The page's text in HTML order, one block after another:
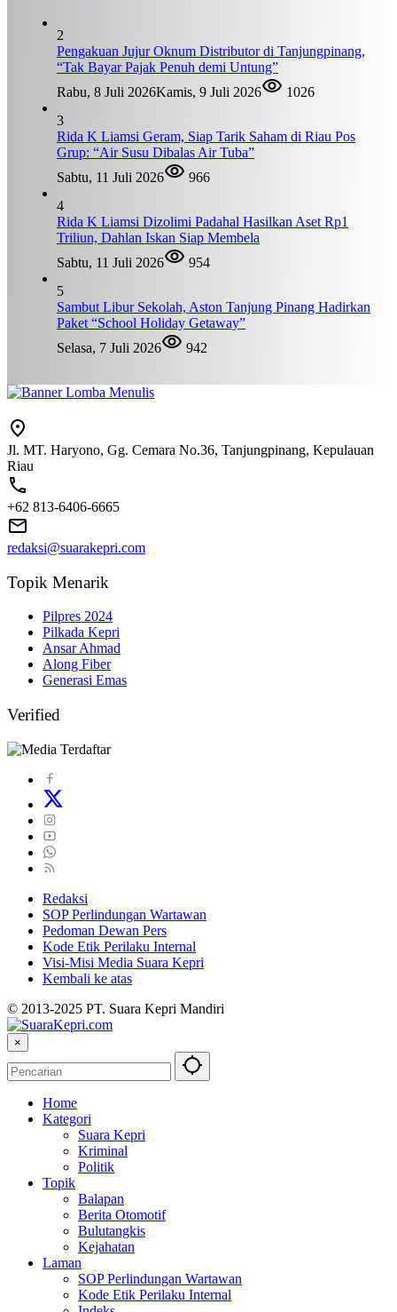
2
Pengakuan Jujur Oknum Distributor di Tanjungpinang,
“Tak Bayar Pajak Penuh demi Untung”
Rabu, 8 Juli 2026Kamis, 9 Juli 2026
1026
3
Rida K Liamsi Geram, Siap Tarik Saham di Riau Pos
Grup: “Air Susu Dibalas Air Tuba”
Sabtu, 11 Juli 2026
966
4
Rida K Liamsi Dizolimi Padahal Hasilkan Aset Rp1
Triliun, Dahlan Iskan Siap Membela
Sabtu, 11 Juli 2026
954
5
Sambut Libur Sekolah, Aston Tanjung Pinang Hadirkan
Paket “School Holiday Getaway”
Selasa, 7 Juli 2026
942
Jl. MT. Haryono, Gg. Cemara No.36, Tanjungpinang, Kepulauan
Riau
+62 813-6406-6665
redaksi@suarakepri.com
Topik Menarik
Pilpres 2024
Pilkada Kepri
Ansar Ahmad
Along Fiber
Generasi Emas
Verified
Redaksi
SOP Perlindungan Wartawan
Pedoman Dewan Pers
Kode Etik Perilaku Internal
Visi-Misi Media Suara Kepri
Kembali ke atas
© 2013-2025 PT. Suara Kepri Mandiri
×
Home
Kategori
Suara Kepri
Kriminal
Politik
Topik
Balapan
Berita Otomotif
Bulutangkis
Kejahatan
Laman
SOP Perlindungan Wartawan
Kode Etik Perilaku Internal